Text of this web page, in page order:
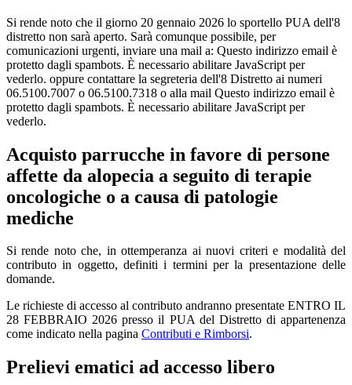
Si rende noto che il giorno 20 gennaio 2026 lo sportello PUA dell'8
distretto non sarà aperto. Sarà comunque possibile, per
comunicazioni urgenti, inviare una mail a: Questo indirizzo email è
protetto dagli spambots. È necessario abilitare JavaScript per
vederlo. oppure contattare la segreteria dell'8 Distretto ai numeri
06.5100.7007 o 06.5100.7318 o alla mail Questo indirizzo email è
protetto dagli spambots. È necessario abilitare JavaScript per
vederlo.
Acquisto parrucche in favore di persone
affette da alopecia a seguito di terapie
oncologiche o a causa di patologie
mediche
Si rende noto che, in ottemperanza ai nuovi criteri e modalità del
contributo in oggetto, definiti i termini per la presentazione delle
domande.
Le richieste di accesso al contributo andranno presentate ENTRO IL
28 FEBBRAIO 2026 presso il PUA del Distretto di appartenenza
come indicato nella pagina Contributi e Rimborsi.
Prelievi ematici ad accesso libero